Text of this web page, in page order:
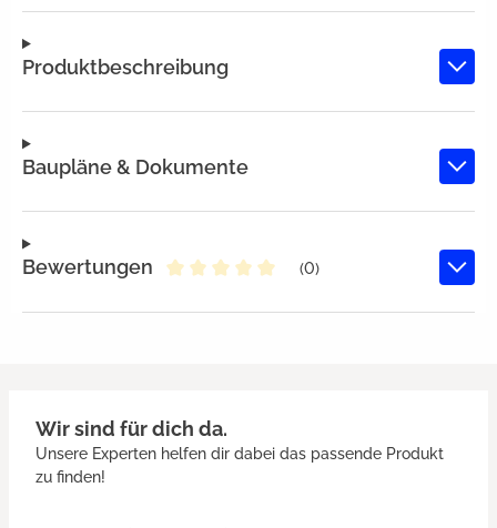
Produktbeschreibung
Baupläne & Dokumente
Bewertungen
(0)
Wir sind für dich da.
Unsere Experten helfen dir dabei das passende Produkt
zu finden!